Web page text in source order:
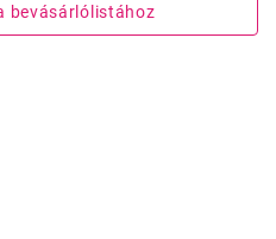
bevásárlólistához